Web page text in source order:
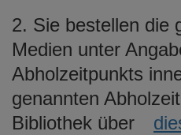
2. Sie bestellen die
Medien unter
Abholzeitpunkts
genannten
Bibliothek über